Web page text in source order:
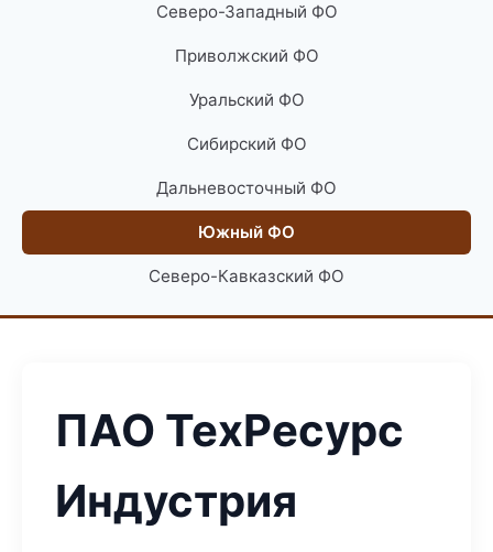
Северо-Западный ФО
Приволжский ФО
Уральский ФО
Сибирский ФО
Дальневосточный ФО
Южный ФО
Северо-Кавказский ФО
ПАО ТехРесурс
Индустрия